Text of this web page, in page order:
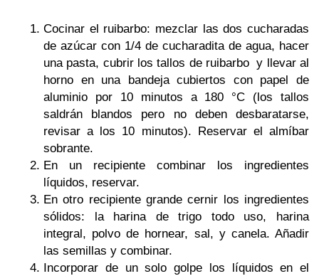
Cocinar el ruibarbo: mezclar las dos cucharadas
de azúcar con 1/4 de cucharadita de agua, hacer
una pasta, cubrir los tallos de ruibarbo y llevar al
horno en una bandeja cubiertos con papel de
aluminio por 10 minutos a 180 °C (los tallos
saldrán blandos pero no deben desbaratarse,
revisar a los 10 minutos). Reservar el almíbar
sobrante.
En un recipiente combinar los ingredientes
líquidos, reservar.
En otro recipiente grande cernir los ingredientes
sólidos: la harina de trigo todo uso, harina
integral, polvo de hornear, sal, y canela. Añadir
las semillas y combinar.
Incorporar de un solo golpe los líquidos en el